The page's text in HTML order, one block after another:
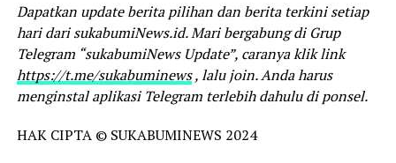
Dapatkan update berita pilihan dan berita terkini setiap
hari dari sukabumiNews.id. Mari bergabung di Grup
Telegram “sukabumiNews Update”, caranya klik link
https://t.me/sukabuminews, lalu join. Anda harus
menginstal aplikasi Telegram terlebih dahulu di ponsel.
HAK CIPTA © SUKABUMINEWS 2024